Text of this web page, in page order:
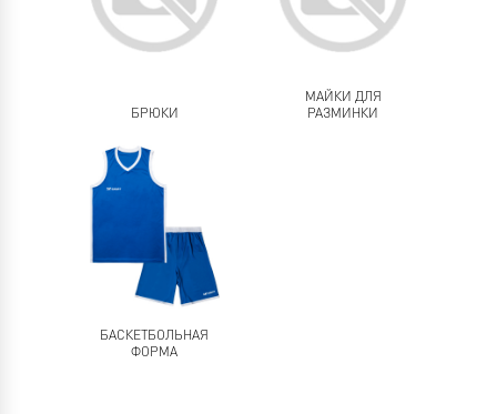
внимание, как производители, так и покупатели,
являются такие эксплуатационные характеристики,
как надежность и качество. Постоянные
каждого спортсмена во время тренинга и
соревнований, могут минимизироваться за счет
достойной формы.
На сайте можно подобрать как мужскую, женскую и
детскую баскетбольную экипировку.
БРЮКИ
МАЙКИ ДЛЯ
РАЗМИНКИ
БАСКЕТБОЛЬНАЯ
ФОРМА